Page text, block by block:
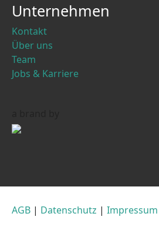
Unternehmen
Kontakt
Über uns
Team
Jobs & Karriere
AGB | Datenschutz | Impressum